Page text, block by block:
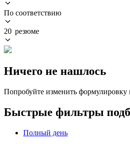
По соответствию
20 резюме
Ничего не нашлось
Попробуйте изменить
Быстрые фильтры
Полный день